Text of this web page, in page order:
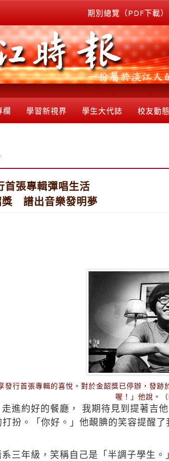
期別總覽（PDF下載）
欄 學習新視界 學生大代誌 校友動態
首張專輯彈唱生活
獎 譜出音樂發明夢
發行首張專輯的喜悅。對於金韶獎已停辦，發
喔！」他說。（
走進約好的餐廳， 我期待見到提著
扮。「你好。」他靦腆的笑容提醒
三年級，笑稱自己是「半調子學生